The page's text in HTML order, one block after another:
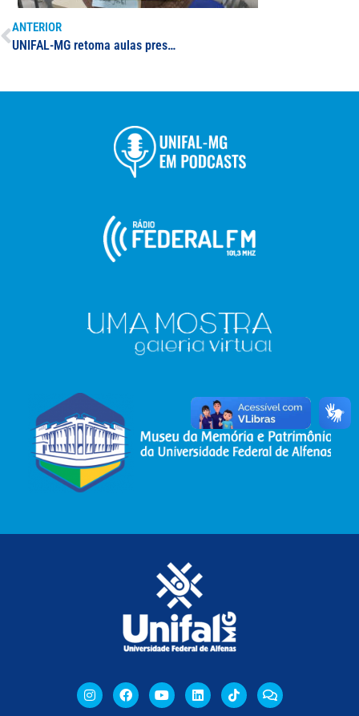
ANTERIOR
UNIFAL-MG retoma aulas presenciais para mais de 7 mil estudantes; comunidade acadêmica expressa entusiasmo com a possibilidade de voltar a conviver nos espaços universitários